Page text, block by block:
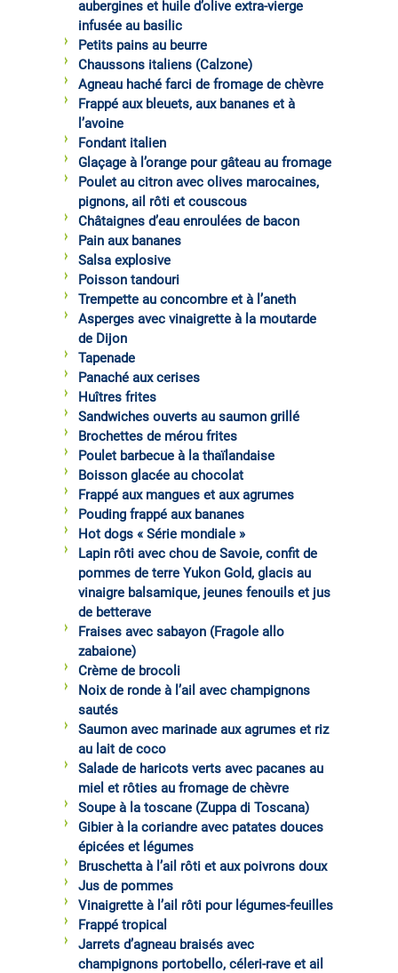
aubergines et huile d’olive extra-vierge
infusée au basilic
Petits pains au beurre
Chaussons italiens (Calzone)
Agneau haché farci de fromage de chèvre
Frappé aux bleuets, aux bananes et à
l’avoine
Fondant italien
Glaçage à l’orange pour gâteau au fromage
Poulet au citron avec olives marocaines,
pignons, ail rôti et couscous
Châtaignes d’eau enroulées de bacon
Pain aux bananes
Salsa explosive
Poisson tandouri
Trempette au concombre et à l’aneth
Asperges avec vinaigrette à la moutarde
de Dijon
Tapenade
Panaché aux cerises
Huîtres frites
Sandwiches ouverts au saumon grillé
Brochettes de mérou frites
Poulet barbecue à la thaïlandaise
Boisson glacée au chocolat
Frappé aux mangues et aux agrumes
Pouding frappé aux bananes
Hot dogs « Série mondiale »
Lapin rôti avec chou de Savoie, confit de
pommes de terre Yukon Gold, glacis au
vinaigre balsamique, jeunes fenouils et jus
de betterave
Fraises avec sabayon (Fragole allo
zabaione)
Crème de brocoli
Noix de ronde à l’ail avec champignons
sautés
Saumon avec marinade aux agrumes et riz
au lait de coco
Salade de haricots verts avec pacanes au
miel et rôties au fromage de chèvre
Soupe à la toscane (Zuppa di Toscana)
Gibier à la coriandre avec patates douces
épicées et légumes
Bruschetta à l’ail rôti et aux poivrons doux
Jus de pommes
Vinaigrette à l’ail rôti pour légumes-feuilles
Frappé tropical
Jarrets d’agneau braisés avec
champignons portobello, céleri-rave et ail